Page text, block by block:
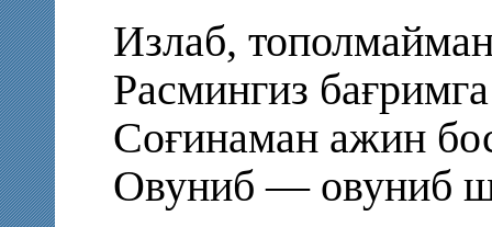
Излаб,
Расмингиз
Соғинаман ажин
Овуниб — овуниб